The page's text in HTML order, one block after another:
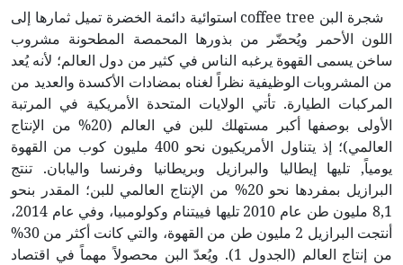
شجرة البن coffee tree استوائية دائمة الخضرة تميل ثمارها إلى
اللون الأحمر ويُحضّر من بذورها المحمصة المطحونة مشروب
ساخن يسمى القهوة يرغبه الناس في كثير من دول العالم؛ لأنه يُعد
من المشروبات الوظيفية نظراً لغناه بمضادات الأكسدة والعديد من
المركبات الطيارة. تأتي الولايات المتحدة الأمريكية في المرتبة
الأولى بوصفها أكبر مستهلك للبن في العالم (20% من الإنتاج
العالمي)؛ إذ يتناول الأمريكيون نحو 400 مليون كوب من القهوة
يومياً, تليها إيطاليا والبرازيل وبريطانيا وفرنسا واليابان. تنتج
البرازيل بمفردها نحو 20% من الإنتاج العالمي للبن؛ المقدر بنحو
8,1 مليون طن عام 2010 تليها فييتنام وكولومبيا، وفي عام 2014،
أنتجت البرازيل 2 مليون طن من القهوة، والتي كانت أكثر من 30%
من إنتاج العالم (الجدول 1). ويُعدّ البن محصولاً مهماً في اقتصاد